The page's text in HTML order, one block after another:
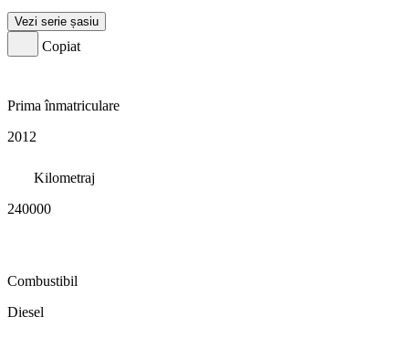
Vezi serie șasiu
Copiat
Prima înmatriculare
2012
Kilometraj
240000
Combustibil
Diesel